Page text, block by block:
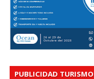
PUBLICIDAD TURISMO